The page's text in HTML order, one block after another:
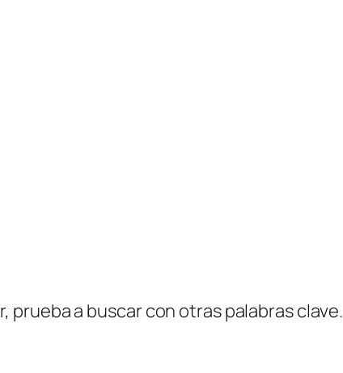
prueba a buscar con otras palabras clave.